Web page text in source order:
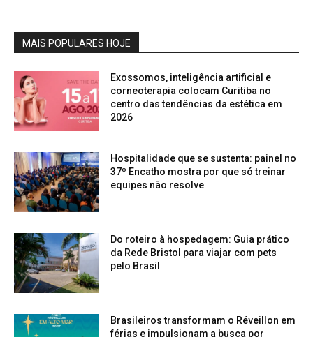
MAIS POPULARES HOJE
Exossomos, inteligência artificial e
corneoterapia colocam Curitiba no
centro das tendências da estética em
2026
Hospitalidade que se sustenta: painel no
37º Encatho mostra por que só treinar
equipes não resolve
Do roteiro à hospedagem: Guia prático
da Rede Bristol para viajar com pets
pelo Brasil
Brasileiros transformam o Réveillon em
férias e impulsionam a busca por